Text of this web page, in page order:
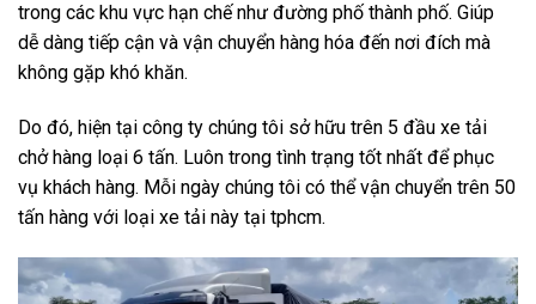
trong các khu vực hạn chế như đường phố thành phố. Giúp
dễ dàng tiếp cận và vận chuyển hàng hóa đến nơi đích mà
không gặp khó khăn.
Do đó, hiện tại công ty chúng tôi sở hữu trên 5 đầu xe tải
chở hàng loại 6 tấn. Luôn trong tình trạng tốt nhất để phục
vụ khách hàng. Mỗi ngày chúng tôi có thể vận chuyển trên 50
tấn hàng với loại xe tải này tại tphcm.